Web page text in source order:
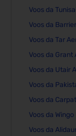
Voos da
Voos da
Voos da Tar
Voos da Grant
Voos da Utair
Voos da
Voos da
Voos da Wingo
Voos da